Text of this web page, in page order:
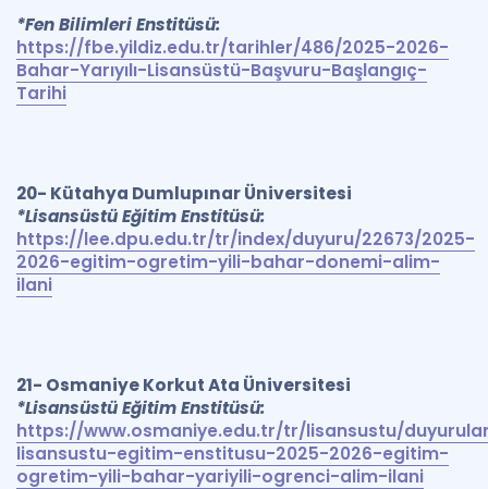
*Fen Bilimleri Enstitüsü:
https://fbe.yildiz.edu.tr/tarihler/486/2025-2026-
Bahar-Yarıyılı-Lisansüstü-Başvuru-Başlangıç-
Tarihi
20- Kütahya Dumlupınar Üniversitesi
*Lisansüstü Eğitim Enstitüsü:
https://lee.dpu.edu.tr/tr/index/duyuru/22673/2025-
2026-egitim-ogretim-yili-bahar-donemi-alim-
ilani
21- Osmaniye Korkut Ata Üniversitesi
*Lisansüstü Eğitim Enstitüsü:
https://www.osmaniye.edu.tr/tr/lisansustu/
lisansustu-egitim-enstitusu-2025-2026-egitim-
ogretim-yili-bahar-yariyili-ogrenci-alim-ilani